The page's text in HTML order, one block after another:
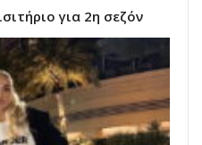
για 2η σεζόν